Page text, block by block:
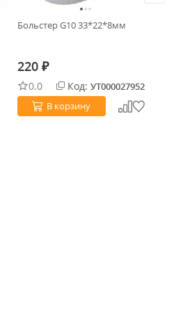
Больстер G10 33*22*8мм
220 ₽
0.0 Код: УТ000027952
В корзину